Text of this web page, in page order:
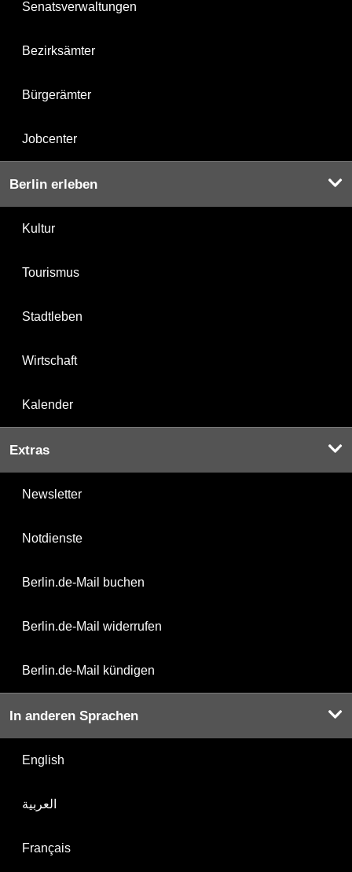
Senatsverwaltungen
Bezirksämter
Bürgerämter
Jobcenter
Berlin erleben
Kultur
Tourismus
Stadtleben
Wirtschaft
Kalender
Extras
Newsletter
Notdienste
Berlin.de-Mail buchen
Berlin.de-Mail widerrufen
Berlin.de-Mail kündigen
In anderen Sprachen
English
العربية
Français